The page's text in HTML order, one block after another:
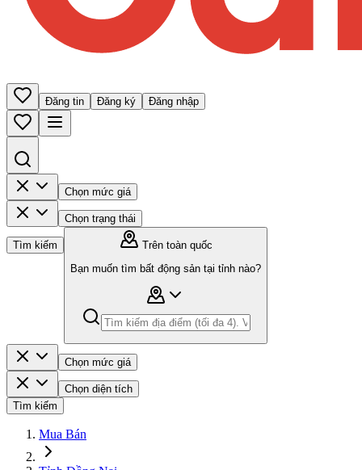
Đăng tin Đăng ký Đăng nhập
Chọn mức giá
Chọn trạng thái
Tìm kiếm
Trên toàn quốc
Bạn muốn tìm bất động sản tại tỉnh nào?
Chọn mức giá
Chọn diện tích
Tìm kiếm
Mua Bán